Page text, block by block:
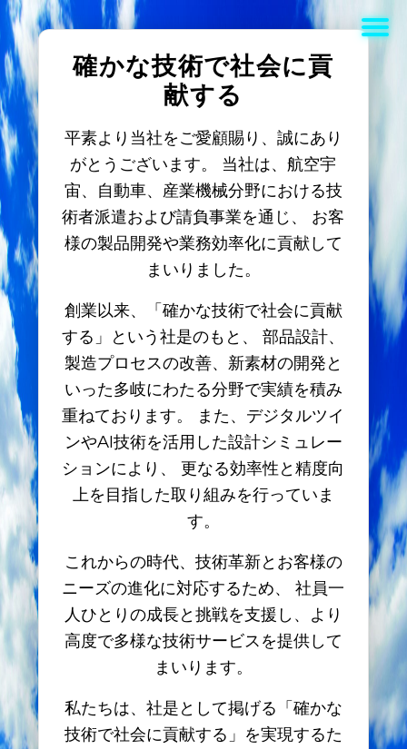
ホーム
トップメッセージ
会社概要・拠点・アクセス
確かな技術で社会に貢
献する
平素より当社をご愛顧賜り、誠にあり
がとうございます。 当社は、航空宇
宙、自動車、産業機械分野における技
術者派遣および請負事業を通じ、 お客
様の製品開発や業務効率化に貢献して
まいりました。
創業以来、「確かな技術で社会に貢献
する」という社是のもと、 部品設計、
製造プロセスの改善、新素材の開発と
いった多岐にわたる分野で実績を積み
重ねております。 また、デジタルツイ
ンやAI技術を活用した設計シミュレー
ションにより、 更なる効率性と精度向
上を目指した取り組みを行っていま
す。
これからの時代、技術革新とお客様の
ニーズの進化に対応するため、 社員一
人ひとりの成長と挑戦を支援し、より
高度で多様な技術サービスを提供して
まいります。
私たちは、社是として掲げる「確かな
技術で社会に貢献する」を実現するた